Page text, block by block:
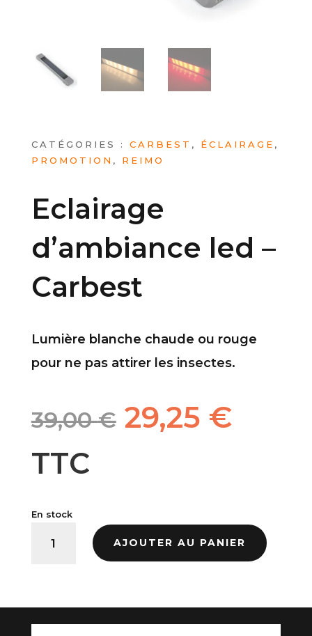
CATÉGORIES : CARBEST , ÉCLAIRAGE ,
PROMOTION , REIMO
Eclairage
d’ambiance led –
Carbest
Lumière blanche chaude ou rouge
pour ne pas attirer les insectes.
39,00€ Le
était :
29,25 €Le
est :
TTC
En stock
quantité de Eclairage d’ambiance led - Carbest
AJOUTER AU PANIER